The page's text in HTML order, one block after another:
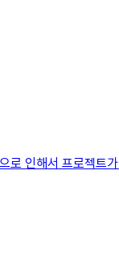
인해서 프로젝